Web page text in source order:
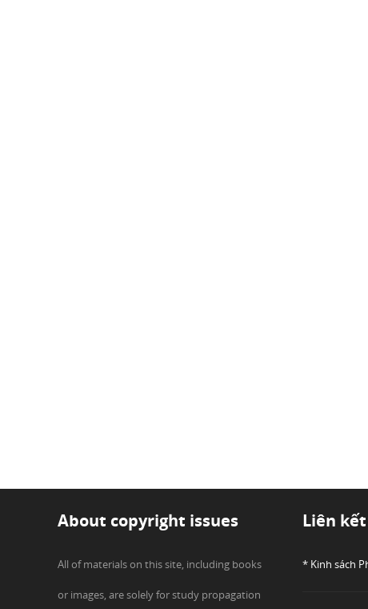
About copyright issues
All of materials on this site, including books
or images, are solely for study propagation
Liên
* Kinh sách